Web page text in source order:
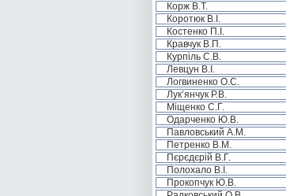
Корж В.Т.
Коротюк В.І.
Костенко П.І.
Кравчук В.П.
Курпіль С.В.
Левцун В.І.
Логвиненко О.С.
Лук’янчук Р.В.
Міщенко С.Г.
Одарченко Ю.В.
Павловський А.М.
Петренко В.М.
Пєрєдєрій В.Г.
Полохало В.І.
Прокопчук Ю.В.